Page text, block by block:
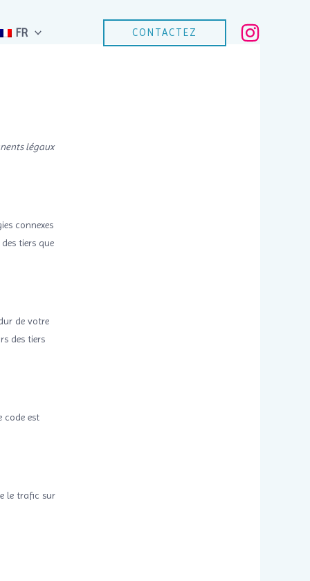
FR CONTACTEZ
légaux
connexes
tiers que
de votre
des tiers
code est
le trafic sur